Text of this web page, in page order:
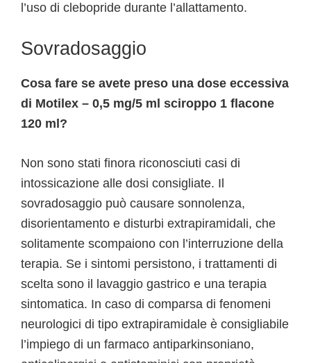
l’uso di clebopride durante l’allattamento.
Sovradosaggio
Cosa fare se avete preso una dose eccessiva
di Motilex – 0,5 mg/5 ml sciroppo 1 flacone
120 ml?
Non sono stati finora riconosciuti casi di
intossicazione alle dosi consigliate. Il
sovradosaggio può causare sonnolenza,
disorientamento e disturbi extrapiramidali, che
solitamente scompaiono con l’interruzione della
terapia. Se i sintomi persistono, i trattamenti di
scelta sono il lavaggio gastrico e una terapia
sintomatica. In caso di comparsa di fenomeni
neurologici di tipo extrapiramidale è consigliabile
l’impiego di un farmaco antiparkinsoniano,